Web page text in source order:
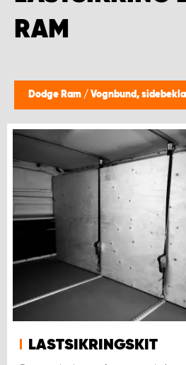
RAM
Dodge Ram / Vognbund,
LASTSIKRINGSKIT